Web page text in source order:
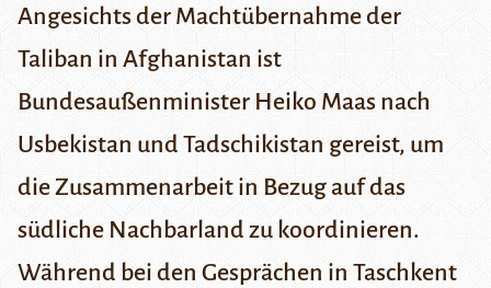
Angesichts der Machtübernahme der
Taliban in Afghanistan ist
Bundesaußenminister Heiko Maas nach
Usbekistan und Tadschikistan gereist, um
die Zusammenarbeit in Bezug auf das
südliche Nachbarland zu koordinieren.
Während bei den Gesprächen in Taschkent